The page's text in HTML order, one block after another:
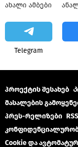
ᲐᲮᲐᲚᲘ ᲐᲛᲑᲔᲑᲘ
Telegram
პროექტის შესახებ
მასალების
პრეს-რელიზები RSS
Cookie და